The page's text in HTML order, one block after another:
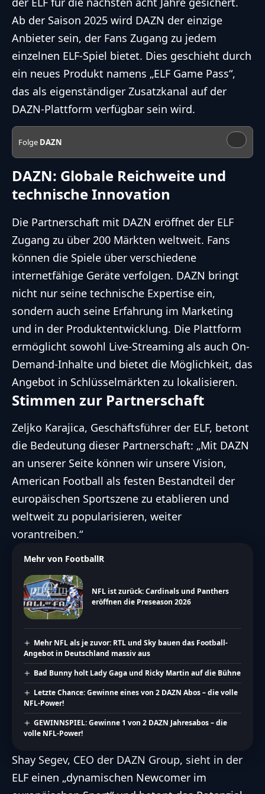
Ab der Saison 2025 wird DAZN der einzige
Anbieter sein, der Fans Zugang zu jedem
einzelnen ELF-Spiel bietet. Dies geschieht durch
ein neues Produkt namens „ELF Game Pass“,
das als eigenständiger Zusatzkanal auf der
DAZN-Plattform verfügbar sein wird.
Folge DAZN
DAZN: Globale Reichweite und
technische Innovation
Die Partnerschaft mit DAZN eröffnet der ELF
Zugang zu über 200 Märkten weltweit. Fans
können die Spiele über verschiedene
internetfähige Geräte verfolgen. DAZN bringt
nicht nur seine technische Expertise ein,
sondern auch seine Erfahrung im Marketing
und in der Produktentwicklung. Die Plattform
ermöglicht sowohl Live-Streaming als auch On-
Demand-Inhalte und bietet die Möglichkeit, das
Angebot in Schlüsselmärkten zu lokalisieren.
Stimmen zur Partnerschaft
Zeljko Karajica, Geschäftsführer der ELF, betont
die Bedeutung dieser Partnerschaft: „Mit DAZN
an unserer Seite können wir unsere Vision,
American Football als festen Bestandteil der
europäischen Sportszene zu etablieren und
weltweit zu popularisieren, weiter
vorantreiben.“
Mehr von FootballR
NFL ist zurück: Cardinals und Panthers
eröffnen die Preseason 2026
Mehr NFL als je zuvor: RTL und Sky bauen das Football-
Angebot in Deutschland massiv aus
Bad Bunny holt Lady Gaga und Ricky Martin auf die Bühne
Letzte Chance: Gewinne eines von 2 DAZN Abos – die volle
NFL-Power!
GEWINNSPIEL: Gewinne 1 von 2 DAZN Jahresabos – die
volle NFL-Power!
Shay Segev, CEO der DAZN Group, sieht in der
ELF einen „dynamischen Newcomer im